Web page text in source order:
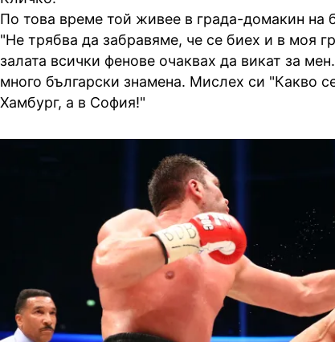
По това време той живее в града-домакин на
"Не трябва да забравяме, че се биех и в моя
залата всички фенове очаквах да викат за
много български знамена. Мислех си "Какво
Хамбург, а в София!"